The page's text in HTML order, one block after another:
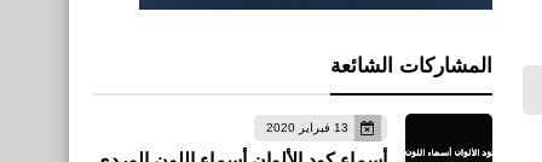
المشاركات الشائعة
13 فبراير 2020